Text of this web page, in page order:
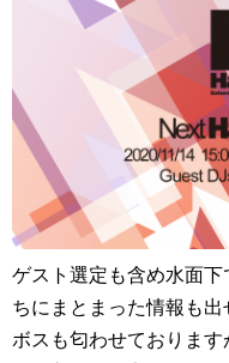
ゲスト選定も含め水面
ちにまとまった情報も出
ボスも匂わせておりま